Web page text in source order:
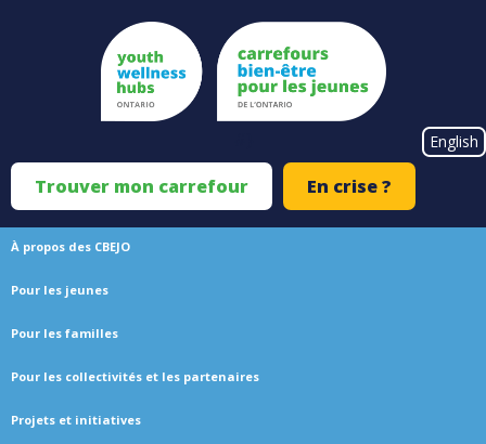
English
Top
Menu
Trouver mon carrefour En crise ?
Main
À propos des CBEJO
Pour les jeunes
Pour les familles
Pour les collectivités et les partenaires
Projets et initiatives